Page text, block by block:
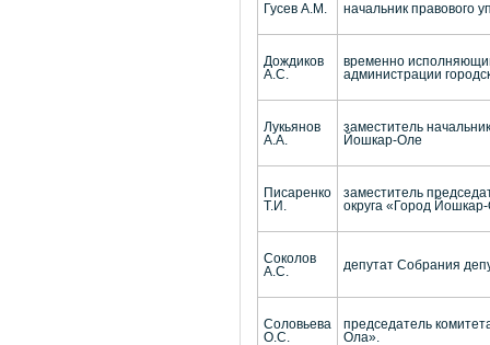
Гусев А.М. начальник правового
Дождиков
А.С.
временно
администрации
Лукьянов
А.А.
заместитель
Йошкар-Оле
Писаренко
Т.И.
заместитель
округа «Город
Соколов
А.С.
депутат Собрания
Соловьева
О.С.
председатель
Ола».